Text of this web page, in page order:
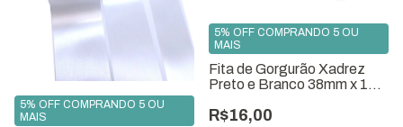
5% OFF COMPRANDO 5 OU
MAIS
Fita de Gorgurão Xadrez
Preto e Branco 38mm x 10
R$16,00
5% OFF COMPRANDO 5 OU
MAIS